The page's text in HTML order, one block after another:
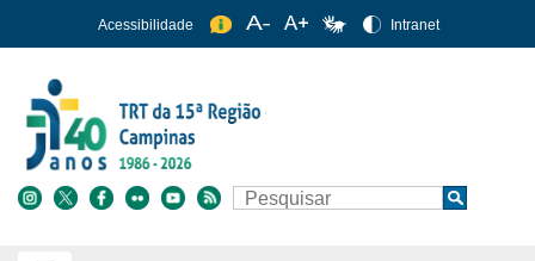
para
conteúdo
principal
Acessibilidade Intranet
Buscar Search